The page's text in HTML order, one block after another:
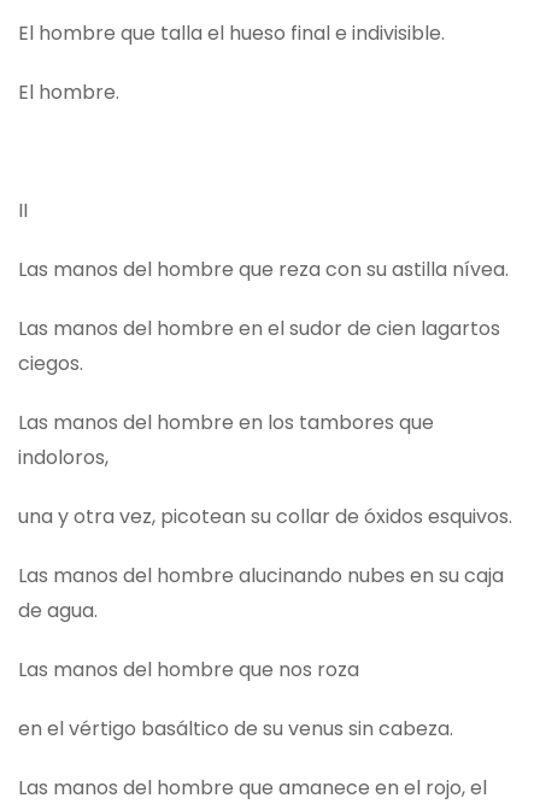
El hombre que talla el hueso final e indivisible.
El hombre.
II
Las manos del hombre que reza con su astilla nívea.
Las manos del hombre en el sudor de cien lagartos
ciegos.
Las manos del hombre en los tambores que
indoloros,
una y otra vez, picotean su collar de óxidos esquivos.
Las manos del hombre alucinando nubes en su caja
de agua.
Las manos del hombre que nos roza
en el vértigo basáltico de su venus sin cabeza.
Las manos del hombre que amanece en el rojo, el